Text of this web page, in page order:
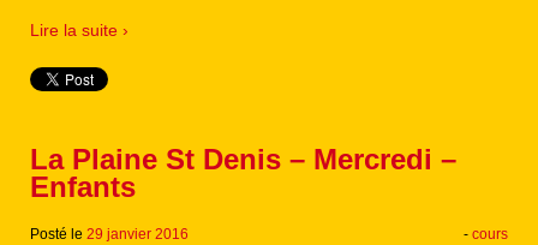
Lire la suite ›
La Plaine St Denis – Mercredi –
Enfants
Posté le 29 janvier 2016 - cours